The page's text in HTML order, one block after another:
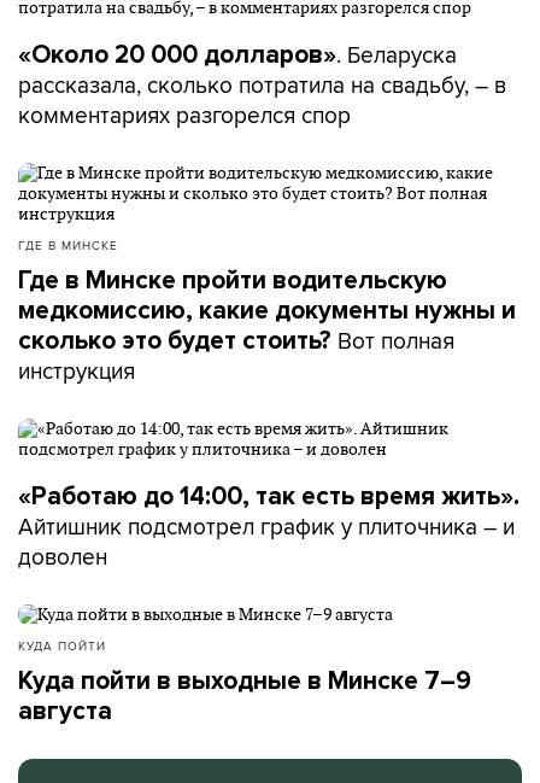
«Около 20 000 долларов». Беларуска
рассказала, сколько потратила на свадьбу, – в
комментариях разгорелся спор
ГДЕ В МИНСКЕ
Где в Минске пройти водительскую
медкомиссию, какие документы нужны и
сколько это будет стоить? Вот полная
инструкция
«Работаю до 14:00, так есть время жить».
Айтишник подсмотрел график у плиточника – и
доволен
КУДА ПОЙТИ
Куда пойти в выходные в Минске 7–9
августа